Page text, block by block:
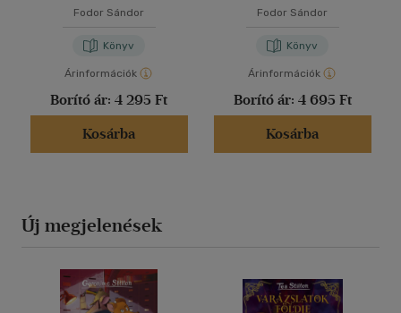
Fodor Sándor
Könyv
Árinformációk
Borító ár: 4 295 Ft
Kosárba
Fodor Sándor
Könyv
Árinformációk
Borító ár: 4 695 Ft
Kosárba
Új megjelenések